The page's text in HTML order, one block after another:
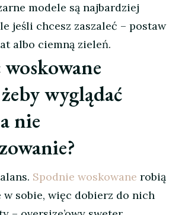
modele są najbardziej
jeśli chcesz zaszaleć – postaw
albo ciemną zieleń.
wyglądać
nie
Spodnie woskowane robią
w sobie, więc dobierz do nich